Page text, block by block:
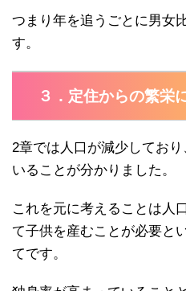
つまり年を追うごとに男女
す。
３．定住からの繁栄
2章では人口が減少してお
いることが分かりました。
これを元に考えることは人
て子供を産むことが必要と
てです。